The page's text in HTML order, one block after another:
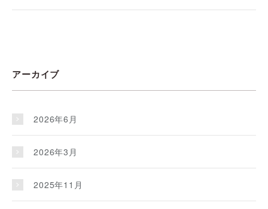
アーカイブ
2026年6月
2026年3月
2025年11月